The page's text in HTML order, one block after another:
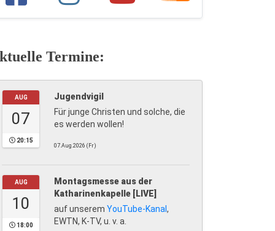
Termine:
AUG
07
20:15
Jugendvigil
Für junge Christen und solche, die
es werden wollen!
07.Aug.2026 (Fr)
AUG
10
18:00
Montagsmesse aus der
Katharinenkapelle [LIVE]
auf unserem YouTube-Kanal ,
EWTN, K-TV, u. v. a.